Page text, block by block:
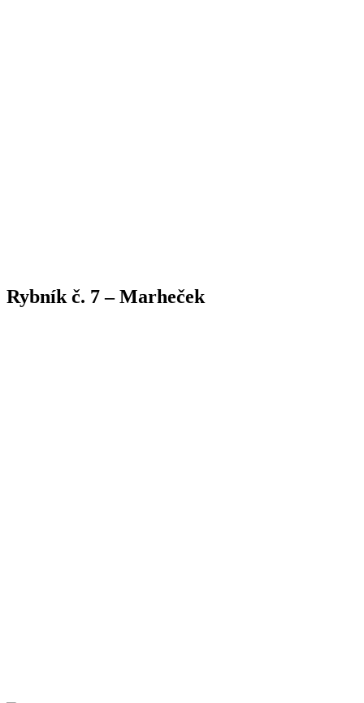
Rybník č. 7 – Marheček